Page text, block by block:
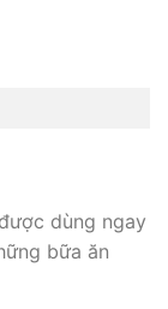
dùng ngay
bữa ăn